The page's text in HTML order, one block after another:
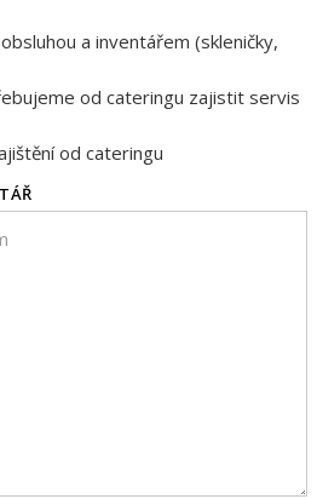
a inventářem (skleničky,
od cateringu zajistit servis
od cateringu